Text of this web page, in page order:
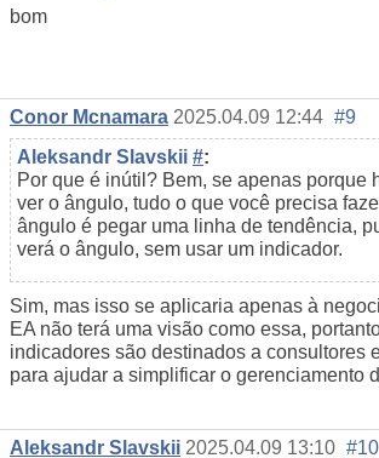
bom
Conor Mcnamara 2025.04.09 12:44 #9
Aleksandr Slavskii #:
Por que é inútil? Bem, se apenas porque
ver o ângulo, tudo o que você precisa
ângulo é pegar uma linha de tendência,
verá o ângulo, sem usar um indicador.
Sim, mas isso se aplicaria apenas à
EA não terá uma visão como essa,
indicadores são destinados a consultores
para ajudar a simplificar o gerenciamento
Aleksandr Slavskii 2025.04.09 13:10 #10